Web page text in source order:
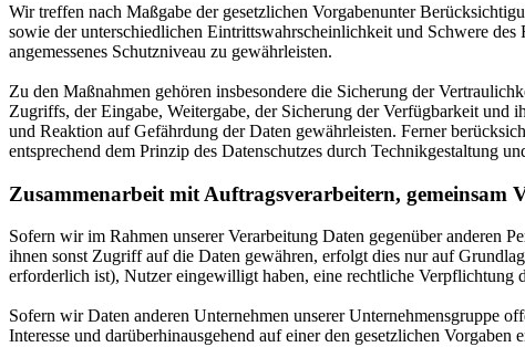
Wir treffen nach Maßgabe der gesetzlichen Vorgabenunter
sowie der unterschiedlichen Eintrittswahrscheinlichkeit und Schwere
angemessenes Schutzniveau zu gewährleisten.
Zu den Maßnahmen gehören insbesondere die Sicherung der
Zugriffs, der Eingabe, Weitergabe, der Sicherung der Verfügbarkeit und
und Reaktion auf Gefährdung der Daten gewährleisten. Ferner
entsprechend dem Prinzip des Datenschutzes durch Technikgestaltung
Zusammenarbeit mit Auftragsverarbeitern, gemeinsam
Sofern wir im Rahmen unserer Verarbeitung Daten gegenüber anderen
ihnen sonst Zugriff auf die Daten gewähren, erfolgt dies nur auf
erforderlich ist), Nutzer eingewilligt haben, eine rechtliche Verpflichtung
Sofern wir Daten anderen Unternehmen unserer Unternehmensgruppe
Interesse und darüberhinausgehend auf einer den gesetzlichen Vorgaben